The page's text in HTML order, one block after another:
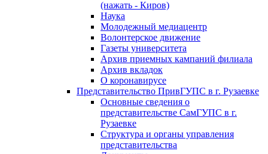
(нажать - Киров)
Наука
Молодежный медиацентр
Волонтерское движение
Газеты университета
Архив приемных кампаний филиала
Архив вкладок
О коронавирусе
Представительство ПривГУПС в г. Рузаевке
Основные сведения о
представительстве СамГУПС в г.
Рузаевке
Структура и органы управления
представительства